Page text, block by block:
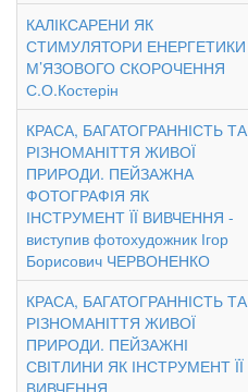
КАЛІКСАРЕНИ ЯК
СТИМУЛЯТОРИ ЕНЕРГЕТИКИ
М’ЯЗОВОГО СКОРОЧЕННЯ
С.О.Костерін
КРАСА, БАГАТОГРАННІСТЬ ТА
РІЗНОМАНІТТЯ ЖИВОЇ
ПРИРОДИ. ПЕЙЗАЖНА
ФОТОГРАФІЯ ЯК
ІНСТРУМЕНТ ЇЇ ВИВЧЕННЯ -
виступив фотохудожник Ігор
Борисович ЧЕРВОНЕНКО
КРАСА, БАГАТОГРАННІСТЬ ТА
РІЗНОМАНІТТЯ ЖИВОЇ
ПРИРОДИ. ПЕЙЗАЖНІ
СВІТЛИНИ ЯК ІНСТРУМЕНТ ЇЇ
ВИВЧЕННЯ